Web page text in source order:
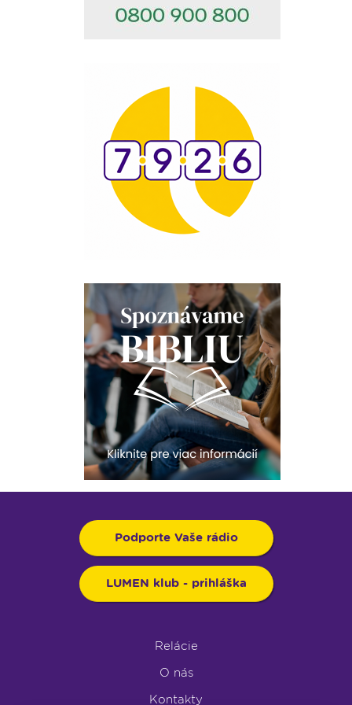
Podporte Vaše rádio
LUMEN klub - prihláška
Relácie
O nás
Kontakty